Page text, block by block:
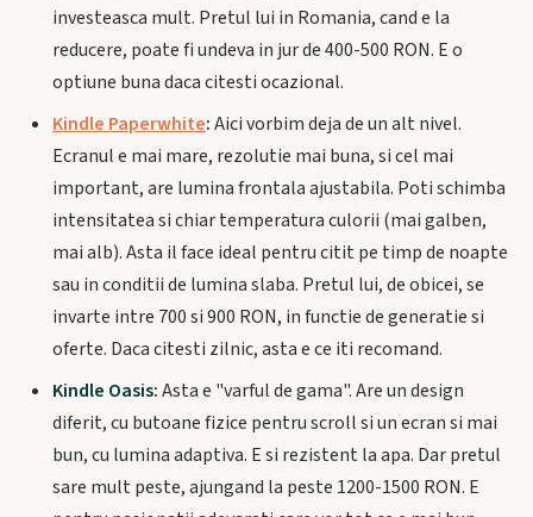
investeasca mult. Pretul lui in Romania, cand e la
reducere, poate fi undeva in jur de 400-500 RON. E o
optiune buna daca citesti ocazional.
Kindle Paperwhite:Aici vorbim deja de un alt nivel.
Ecranul e mai mare, rezolutie mai buna, si cel mai
important, are lumina frontala ajustabila. Poti schimba
intensitatea si chiar temperatura culorii (mai galben,
mai alb). Asta il face ideal pentru citit pe timp de noapte
sau in conditii de lumina slaba. Pretul lui, de obicei, se
invarte intre 700 si 900 RON, in functie de generatie si
oferte. Daca citesti zilnic, asta e ce iti recomand.
Kindle Oasis:Asta e "varful de gama". Are un design
diferit, cu butoane fizice pentru scroll si un ecran si mai
bun, cu lumina adaptiva. E si rezistent la apa. Dar pretul
sare mult peste, ajungand la peste 1200-1500 RON. E